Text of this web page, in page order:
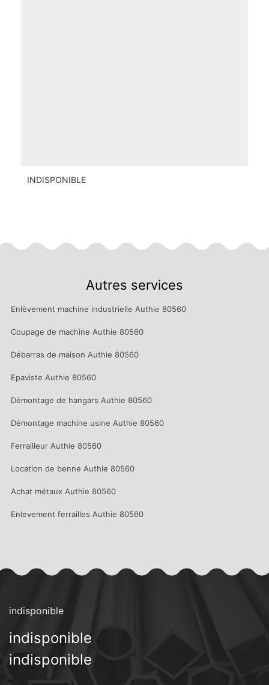
INDISPONIBLE
Autres services
Enlèvement machine industrielle Authie 80560
Coupage de machine Authie 80560
Débarras de maison Authie 80560
Epaviste Authie 80560
Démontage de hangars Authie 80560
Démontage machine usine Authie 80560
Ferrailleur Authie 80560
Location de benne Authie 80560
Achat métaux Authie 80560
Enlevement ferrailles Authie 80560
indisponible
indisponible
indisponible